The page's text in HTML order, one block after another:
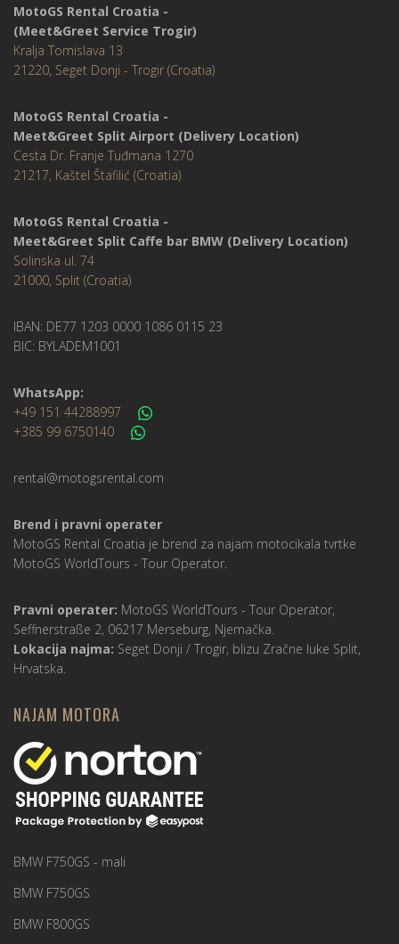
MotoGS Rental Croatia -
(Meet&Greet Service Trogir)
Kralja Tomislava 13
21220, Seget Donji - Trogir (Croatia)
MotoGS Rental Croatia -
Meet&Greet Split Airport (Delivery Location)
Cesta Dr. Franje Tuđmana 1270
21217, Kaštel Štafilić (Croatia)
MotoGS Rental Croatia -
Meet&Greet Split Caffe bar BMW (Delivery Location)
Solinska ul. 74
21000, Split (Croatia)
IBAN: DE77 1203 0000 1086 0115 23
BIC: BYLADEM1001
WhatsApp:
+49 151 44288997
+385 99 6750140
rental@motogsrental.com
Brend i pravni operater
MotoGS Rental Croatia je brend za najam motocikala tvrtke
MotoGS WorldTours - Tour Operator
Pravni operater: MotoGS WorldTours - Tour Operator,
Seffnerstraße 2, 06217 Merseburg, Njemačka.
Lokacija najma: Seget Donji / Trogir, blizu Zračne luke Split,
Hrvatska.
NAJAM MOTORA
BMW F750GS - mali
BMW F750GS
BMW F800GS